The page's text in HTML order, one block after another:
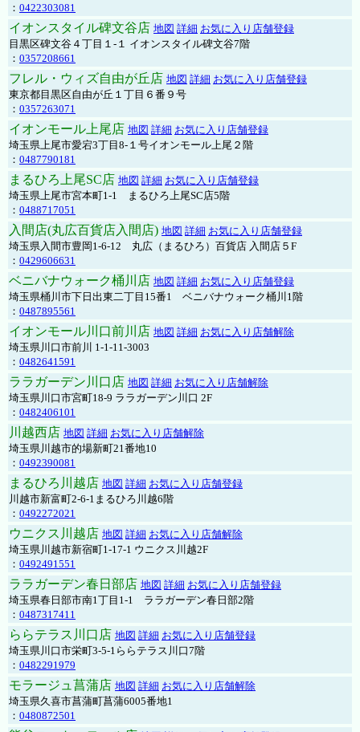
： 0422303081
イオンスタイル碑文谷店 地図 詳細 お気に入り店舗登録
目黒区碑文谷４丁目１-１ イオンスタイル碑文谷7階
： 0357208661
フレル・ウィズ自由が丘店 地図 詳細 お気に入り店舗登録
東京都目黒区自由が丘１丁目６番９号
： 0357263071
イオンモール上尾店 地図 詳細 お気に入り店舗登録
埼玉県上尾市愛宕3丁目8-１号イオンモール上尾２階
： 0487790181
まるひろ上尾SC店 地図 詳細 お気に入り店舗登録
埼玉県上尾市宮本町1-1 まるひろ上尾SC店5階
： 0488717051
入間店(丸広百貨店入間店) 地図 詳細 お気に入り店舗登録
埼玉県入間市豊岡1-6-12 丸広（まるひろ）百貨店 入間店５F
： 0429606631
ベニバナウォーク桶川店 地図 詳細 お気に入り店舗登録
埼玉県桶川市下日出東二丁目15番1 ベニバナウォーク桶川1階
： 0487895561
イオンモール川口前川店 地図 詳細 お気に入り店舗解除
埼玉県川口市前川 1-1-11-3003
： 0482641591
ララガーデン川口店 地図 詳細 お気に入り店舗解除
埼玉県川口市宮町18-9 ララガーデン川口 2F
： 0482406101
川越西店 地図 詳細 お気に入り店舗解除
埼玉県川越市的場新町21番地10
： 0492390081
まるひろ川越店 地図 詳細 お気に入り店舗登録
川越市新富町2-6-1まるひろ川越6階
： 0492272021
ウニクス川越店 地図 詳細 お気に入り店舗解除
埼玉県川越市新宿町1-17-1 ウニクス川越2F
： 0492491551
ララガーデン春日部店 地図 詳細 お気に入り店舗登録
埼玉県春日部市南1丁目1-1 ララガーデン春日部2階
： 0487317411
ららテラス川口店 地図 詳細 お気に入り店舗登録
埼玉県川口市栄町3-5-1ららテラス川口7階
： 0482291979
モラージュ菖蒲店 地図 詳細 お気に入り店舗解除
埼玉県久喜市菖蒲町菖蒲6005番地1
： 0480872501